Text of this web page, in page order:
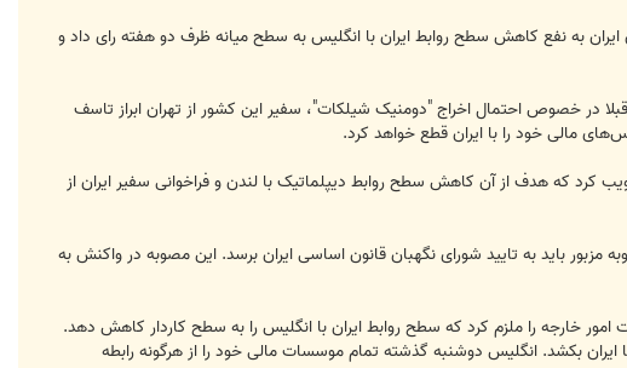
پرداخت و نوشت: اکثریت 179 نفری قانون‌گذاران ایران به نفع کاهش سطح روابط ایران با انگلیس به سطح میانه ظرف دو هفته رای داد و
دادند. انگلیس قبلا در خصوص احتمال اخراج "دومنیک شیلکات"، سفیر این کشور از تهران ابراز تاسف
کرد که هدف از آن کاهش سطح روابط دیپلماتیک با لندن و فراخوانی سفیر ایران از
مزبور باید به تایید شورای نگهبان قانون اساسی ایران برسد. این مصوبه در واکنش به
خارجه را ملزم کرد که سطح روابط ایران با انگلیس را به سطح کاردار کاهش دهد.
بکشد. انگلیس دوشنبه گذشته تمام موسسات مالی خود را از هرگونه رابطه